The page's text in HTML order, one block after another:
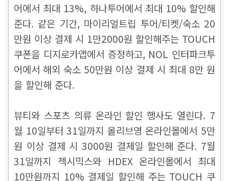
어에서 최대 13%, 하나투어에서 최대 10% 할인해
준다. 같은 기간, 마이리얼트립 투어/티켓/숙소 20
만원 이상 결제 시 1만2000원 할인해주는 TOUCH
쿠폰을 디지로카앱에서 증정하고, NOL 인터파크투
어에서 해외 숙소 50만원 이상 결제 시 최대 8만 원
을 할인해 준다.
뷰티와 스포츠 의류 온라인 할인 행사도 열린다. 7
월 10일부터 31일까지 올리브영 온라인몰에서 5만
원 이상 결제 시 3000원 결제일 할인해 준다. 7월
31일까지 젝시믹스와 HDEX 온라인몰에서 최대
10만원까지 10% 결제일 할인해 주는 TOUCH 쿠